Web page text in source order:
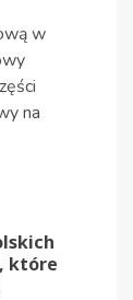
w
na
które